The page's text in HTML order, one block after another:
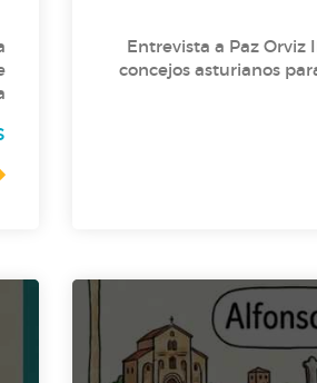
Entrevista a Paz Orviz
concejos asturianos